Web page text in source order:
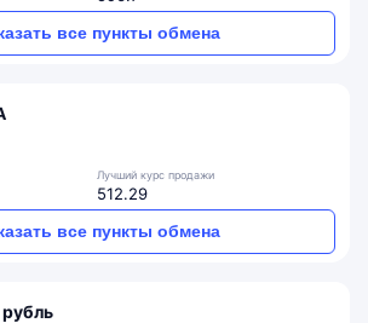
все пункты обмена
Лучший курс продажи
512.29
все пункты обмена